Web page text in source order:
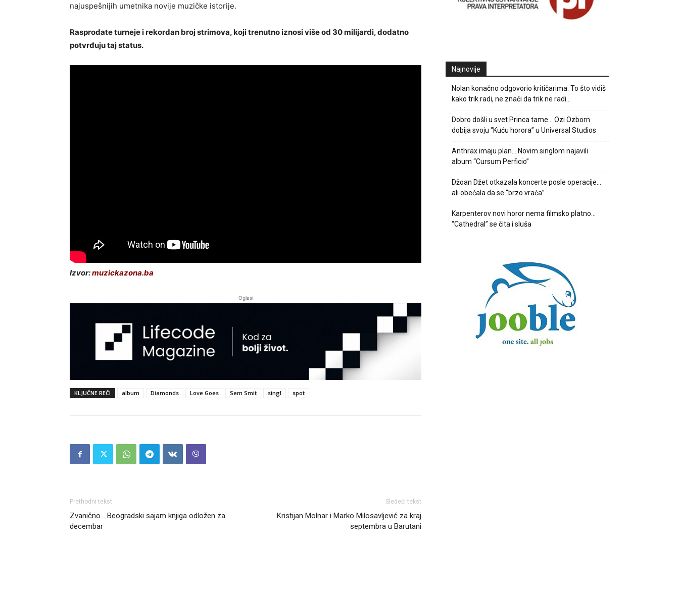
najuspešnijih umetnika novije muzičke istorije.
Rasprodate turneje i rekordan broj strimova, koji trenutno iznosi više od 30 milijardi, dodatno
potvrđuju taj status.
Izvor:muzickazona.ba
Oglasi
KLJUČNE REČI album Diamonds Love Goes Sem Smit singl spot
Prethodni tekst
Zvanično… Beogradski sajam knjiga odložen za
decembar
Sledeći tekst
Kristijan Molnar i Marko Milosavljević za kraj
septembra u Barutani
Najnovije
Nolan konačno odgovorio kritičarima: To što vidiš
kako trik radi, ne znači da trik ne radi…
Dobro došli u svet Princa tame… Ozi Ozborn
dobija svoju “Kuću horora” u Universal Studios
Anthrax imaju plan… Novim singlom najavili
album “Cursum Perficio”
Džoan Džet otkazala koncerte posle operacije…
ali obećala da se “brzo vraća”
Karpenterov novi horor nema filmsko platno…
“Cathedral” se čita i sluša